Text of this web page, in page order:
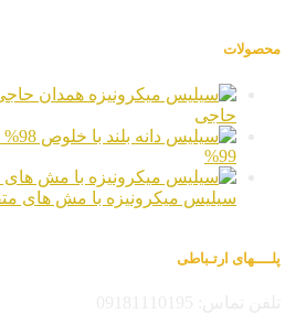
محصولات
حاجی
سیلیس میکرونیزه با مش های
پلــــهای ارتـباطی